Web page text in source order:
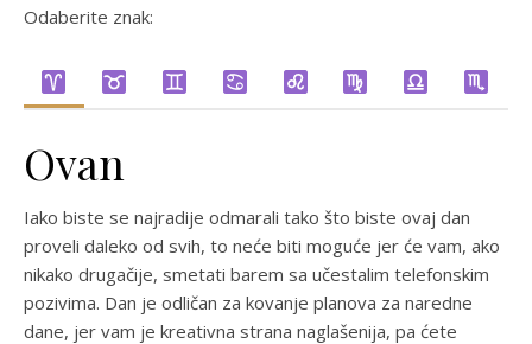
Odaberite znak:
Ovan
Iako biste se najradije odmarali tako što biste ovaj dan
proveli daleko od svih, to neće biti moguće jer će vam, ako
nikako drugačije, smetati barem sa učestalim telefonskim
pozivima. Dan je odličan za kovanje planova za naredne
dane, jer vam je kreativna strana naglašenija, pa ćete